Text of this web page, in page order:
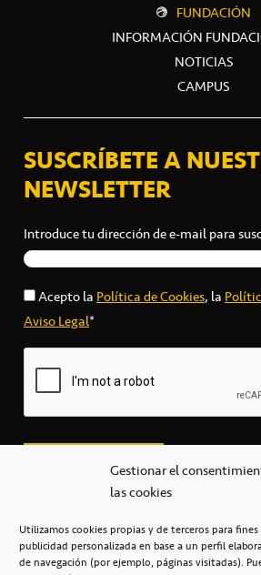
Gestionar el
las cookies
Utilizamos cookies propias y de terceros para
publicidad personalizada en base a un perfil
de navegación (por ejemplo, páginas visitadas).
FUNDACIÓN
INFORMACIÓN
NOTICIAS
CAMPUS
SUSCRÍBETE A
NEWSLETTER
Introduce tu dirección de e-mail para
Acepto laPolítica de Cookies, la
Aviso Legal*